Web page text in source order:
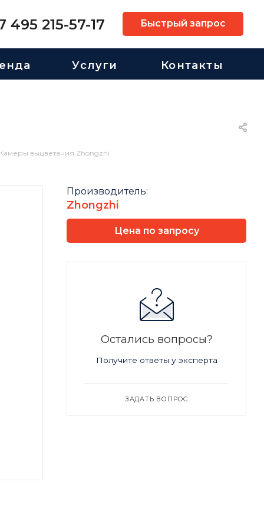
495 215-57-17 Быстрый запрос
Услуги Контакты
выцветания Zhongzhi
Производитель:
Zhongzhi
Цена по запросу
Остались вопросы?
Получите ответы у эксперта
ЗАДАТЬ ВОПРОС